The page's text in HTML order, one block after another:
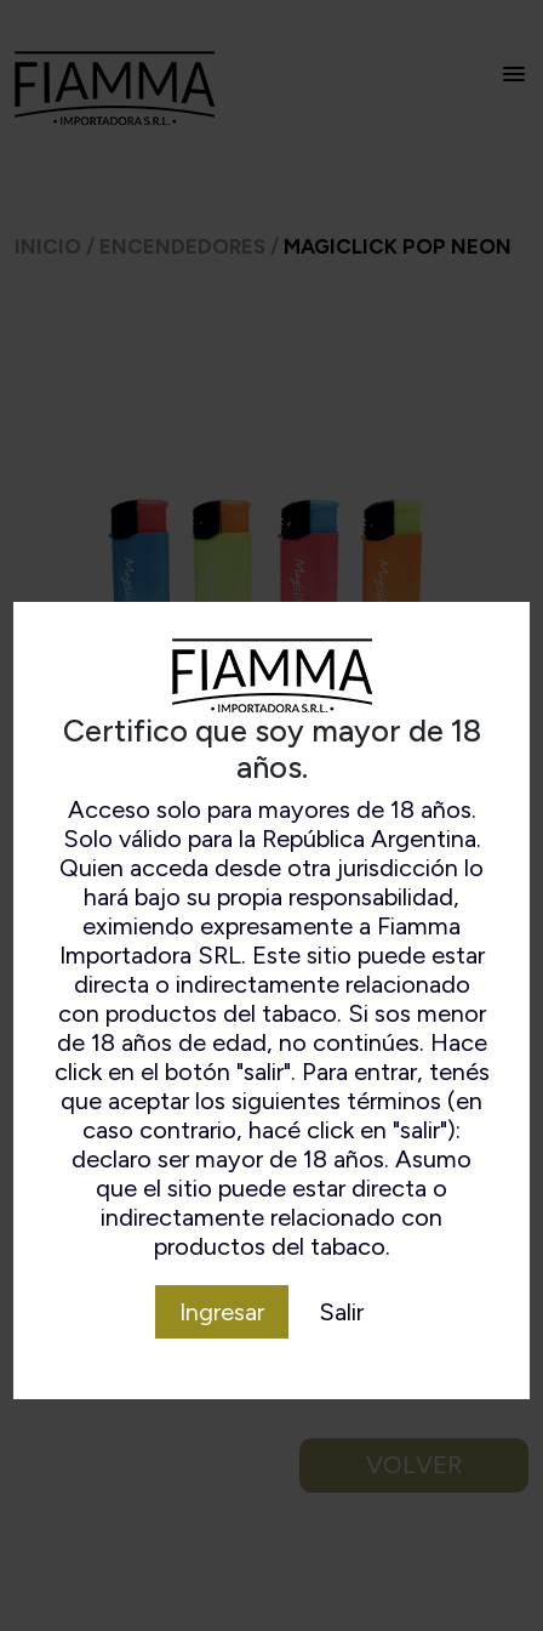
Certifico que soy mayor de 18
años.
Acceso solo para mayores de 18 años.
Solo válido para la República Argentina.
Quien acceda desde otra jurisdicción lo
hará bajo su propia responsabilidad,
eximiendo expresamente a Fiamma
Importadora SRL. Este sitio puede estar
directa o indirectamente relacionado
con productos del tabaco. Si sos menor
de 18 años de edad, no continúes. Hace
click en el botón "salir". Para entrar, tenés
que aceptar los siguientes términos (en
caso contrario, hacé click en "salir"):
declaro ser mayor de 18 años. Asumo
que el sitio puede estar directa o
indirectamente relacionado con
productos del tabaco.
Ingresar Salir
INICIO / ENCENDEDORES / MAGICLICK POP NEON
MAGICLICK POP NEON
Display x 15 und. Bulto x 450 und.
VOLVER